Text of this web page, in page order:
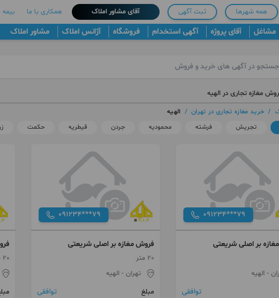
همه شهرها ثبت آگهی آقای مشاور املاک همکاری با ما بیمه
مشاغل آقای پروژه آگهی استخدام فروشگاه آژانس املاک مشاور املاک
مغازه تجاری در الهیه
/ خرید مغازه تجاری در تهران / الهیه
تجریش فرشته محمودیه جردن قیطریه حکمت
091234***79
بر اصلی شریعتی
- الهیه
توافقی
091234***79
فروش مغازه بر اصلی شریعتی
20 متر
تهران- الهیه
مبلغ
توافقی
20 متر